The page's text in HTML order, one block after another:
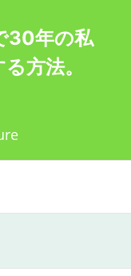
30年の私
方法。